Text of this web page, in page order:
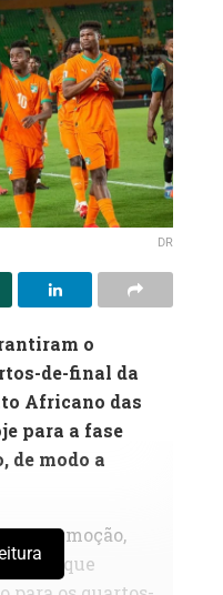
DR
o
de-final da
Africano das
para a fase
de modo a
com emoção,
que